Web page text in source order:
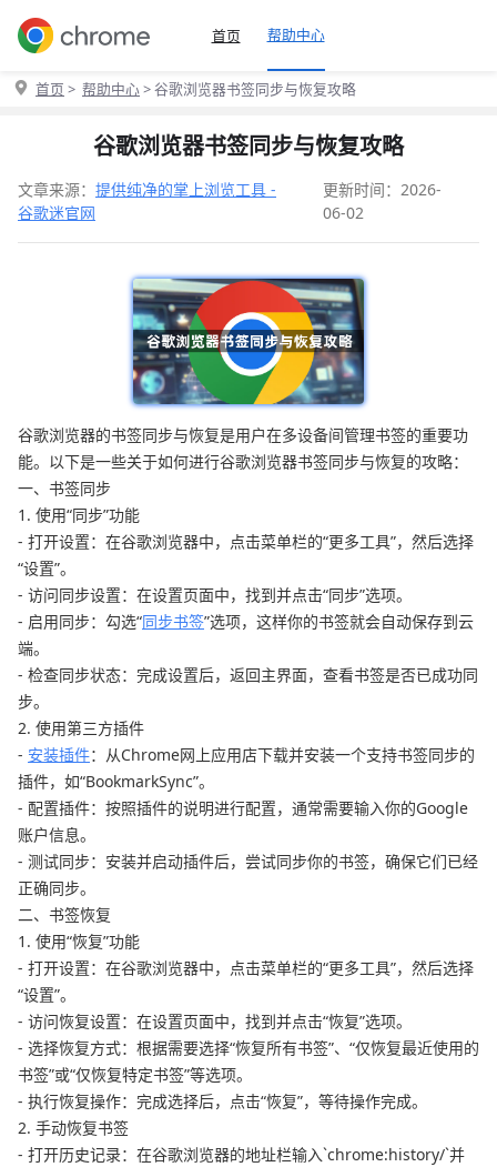
首页 帮助中心
首页 > 帮助中心> 谷歌浏览器书签同步与恢复攻略
谷歌浏览器书签同步与恢复攻略
文章来源： 提供纯净的掌上浏览工具 -
谷歌迷官网
更新时间：2026-
06-02
谷歌浏览器的书签同步与恢复是用户在多设备间管理书签的重要功
能。以下是一些关于如何进行谷歌浏览器书签同步与恢复的攻略：
一、书签同步
1. 使用“同步”功能
- 打开设置：在谷歌浏览器中，点击菜单栏的“更多工具”，然后选择
“设置”。
- 访问同步设置：在设置页面中，找到并点击“同步”选项。
- 启用同步：勾选“同步书签”选项，这样你的书签就会自动保存到云
端。
- 检查同步状态：完成设置后，返回主界面，查看书签是否已成功同
步。
2. 使用第三方插件
- 安装插件：从Chrome网上应用店下载并安装一个支持书签同步的
插件，如“BookmarkSync”。
- 配置插件：按照插件的说明进行配置，通常需要输入你的Google
账户信息。
- 测试同步：安装并启动插件后，尝试同步你的书签，确保它们已经
正确同步。
二、书签恢复
1. 使用“恢复”功能
- 打开设置：在谷歌浏览器中，点击菜单栏的“更多工具”，然后选择
“设置”。
- 访问恢复设置：在设置页面中，找到并点击“恢复”选项。
- 选择恢复方式：根据需要选择“恢复所有书签”、“仅恢复最近使用的
书签”或“仅恢复特定书签”等选项。
- 执行恢复操作：完成选择后，点击“恢复”，等待操作完成。
2. 手动恢复书签
- 打开历史记录：在谷歌浏览器的地址栏输入`chrome:history/`并